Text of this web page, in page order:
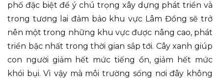
phố đặc biệt để ý chú trọng xây dựng phát triển và
trong tương lai đảm bảo khu vực Lâm Đồng sẽ trở
nên một trong những khu vực được nâng cao, phát
triển bậc nhất trong thời gian sắp tới. Cây xanh giúp
con người giảm hết mức tiếng ồn, giảm hết mức
khói bụi. Vì vậy mà môi trường sống nơi đây không